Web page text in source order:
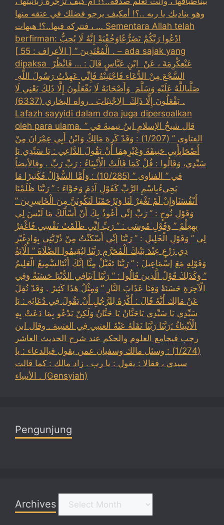
وهو يناديك يا ربه ..؟! أمكيف يرجو فضلك في عتقه منها
، فتتركه فيها..؟! هيهات … Sementara Allah telah
berfirman: ادْعُوا رَبَّكُمْ تَضَرُّعًاوَخُفْيَةً إِنَّهُ لَا يُحِبُّ
الْمُعْتَدِينَ ” [ الأعراف : 55 ] . – ada sajak yang
dipaksa ‏عَنْ‏‏عِكْرِمَةَ ‏، ‏عَنْ ‏ ‏ابْنِ عَبَّاسٍ ‏‏قَالَ : … فَانْظُرْ ‏‏
السَّجْعَ ‏‏مِنْ الدُّعَاءِ فَاجْتَنِبْهُ فَإِنِّي عَهِدْتُ رَسُولَ اللَّهِ ‏
‏صَلَّىاللَّهُ عَلَيْهِ وَسَلَّمَ ‏ ‏وَأَصْحَابَهُ لَا يَفْعَلُونَ إِلَّا ذَلِكَ ‏‏يَعْنِي لَا
يَفْعَلُونَ إِلَّا ذَلِكَ ‏ ‏الِاجْتِنَابَ . رواه البخاري (6337) .
Lafazh sayyidi dalam doa juga dipersoalkan
oleh para ulama. قال شيخُ الإسلامِ ابنُ تيميةَ في ”
الفتاوى ” (1/207) : وَقَدْ كَرِهَ مَالِكٌ وَابْنُ أَبِي عِمْرَانَ مِنْ
أَصْحَابِأَبِي حَنِيفَةَ وَغَيْرِهِمَا أَنْ يَقُولَ الدَّاعِي : يَا سَيِّدِي يَا
سَيِّدِي، وَقَالُوا : قُلْ كَمَا قَالَتْ الْأَنْبِيَاءُ : رَبِّ رَبِّ . وقالأيضاً
في ” الفتاوى ” (10/285) : وَأَمَّا السُّؤَالُ فَكَثِيرًا مَا
يَجِيءُبِاسْمِ الرَّبِّ كَقَوْلِ آدَمَ وَحَوَّاءَ : ” رَبَّنَا ظَلَمْنَا
أَنْفُسَنَاوَإِنْ لَمْ تَغْفِرْ لَنَا وَتَرْحَمْنَا لَنَكُونَنَّ مِنَ الْخَاسِرِينَ ”
وَقَوْلِ نُوحٍ : ” رَبِّ إنِّي أَعُوذُ بِكَ أَنْ أَسْأَلَكَ مَا لَيْسَ لِي
بِهِعِلْمٌ ” وَقَوْلِ مُوسَى : ” رَبِّ إنِّي ظَلَمْتُ نَفْسِي فَاغْفِرْ
لِي ” وَقَوْلِ الْخَلِيلِ : ” رَبَّنَا إنِّي أَسْكَنْتُ مِنْ ذُرِّيَّتِي بِوَادٍغَيْرِ
ذِي زَرْعٍ عِنْدَ بَيْتِكَ الْمُحَرَّمِ رَبَّنَا لِيُقِيمُوا الصَّلَاةَ ” الْآيَةُ
وَقَوْلِهِ مَعَ إسْمَاعِيلَ : ” رَبَّنَا تَقَبَّلْ مِنَّا إنَّكَ أَنْتَالسَّمِيعُ الْعَلِيمُ
” وَكَذَلِكَ قَوْلُ الَّذِينَ قَالُوا : ” رَبَّنَا آتِنَافِي الدُّنْيَا حَسَنَةً وَفِي
الْآخِرَةِ حَسَنَةً وَقِنَا عَذَابَ النَّارِ ” وَمِثْلُ هَذَا كَثِيرٌ . وَقَدْ نُقِلَ
عَنْ مَالِك أَنَّهُ قَالَ : أَكْرَهُ لِلرَّجُلِ أَنْ يَقُولَ فِي دُعَائِهِ : يَا
سَيِّدِي يَا سَيِّدِي يَاحَنَّانُ يَا حَنَّانُ وَلَكِنْ يَدْعُو بِمَا دَعَتْ بِهِ
الْأَنْبِيَاءُ ؛رَبَّنَا رَبَّنَا نَقَلَهُ عَنْهُ العتبي فِي العتبية . وقال ابن
رجب فيجامع العلوم والحكم عند شرح الحديث العاشر
(1/274) : وسئل مالك وسفيان عمن يقول فيالدعاء : يا
سيدي ، فقالا : يقول : يا رب . زاد مالك : كما قالت
الأنبياء . (Gensyiah)
Pengunjung
Archives Archives